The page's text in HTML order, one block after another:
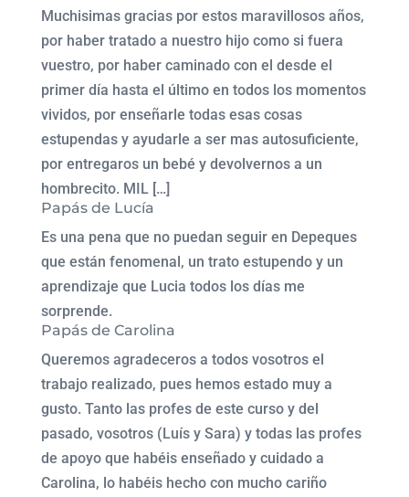
Muchisimas gracias por estos maravillosos años,
por haber tratado a nuestro hijo como si fuera
vuestro, por haber caminado con el desde el
primer día hasta el último en todos los momentos
vividos, por enseñarle todas esas cosas
estupendas y ayudarle a ser mas autosuficiente,
por entregaros un bebé y devolvernos a un
hombrecito. MIL […]
Papás de Lucía
Es una pena que no puedan seguir en Depeques
que están fenomenal, un trato estupendo y un
aprendizaje que Lucia todos los días me
sorprende.
Papás de Carolina
Queremos agradeceros a todos vosotros el
trabajo realizado, pues hemos estado muy a
gusto. Tanto las profes de este curso y del
pasado, vosotros (Luís y Sara) y todas las profes
de apoyo que habéis enseñado y cuidado a
Carolina, lo habéis hecho con mucho cariño